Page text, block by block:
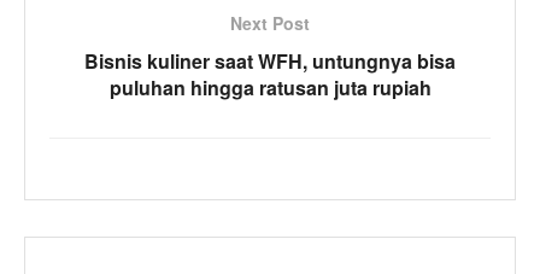
Next Post
Bisnis kuliner saat WFH, untungnya bisa
puluhan hingga ratusan juta rupiah